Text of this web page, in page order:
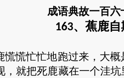
成语典故一百六
163、蕉鹿自
慌忙忙地跑过来，大
就把死鹿藏在一个洼